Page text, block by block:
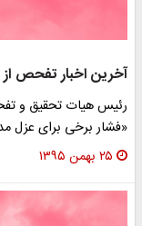
اخبار تفحص از
هیات تحقیق و تفحص
برخی برای عزل
۲۵ بهمن ۱۳۹۵